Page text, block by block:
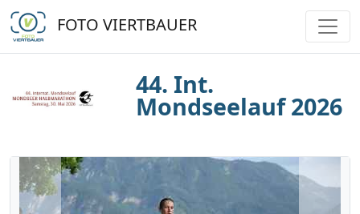
FOTO VIERTBAUER
44. Int.
Mondseelauf 2026